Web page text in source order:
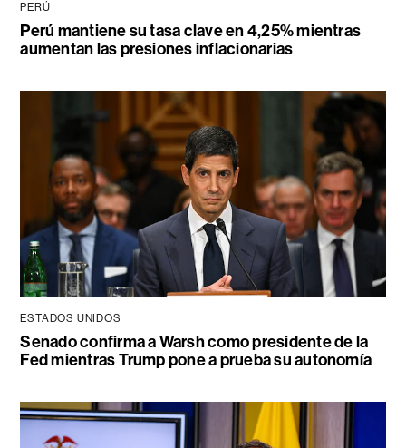
PERÚ
Perú mantiene su tasa clave en 4,25% mientras
aumentan las presiones inflacionarias
ESTADOS UNIDOS
Senado confirma a Warsh como presidente de la
Fed mientras Trump pone a prueba su autonomía